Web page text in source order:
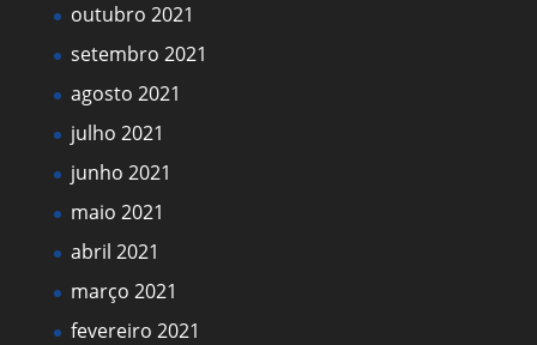
outubro 2021
setembro 2021
agosto 2021
julho 2021
junho 2021
maio 2021
abril 2021
março 2021
fevereiro 2021